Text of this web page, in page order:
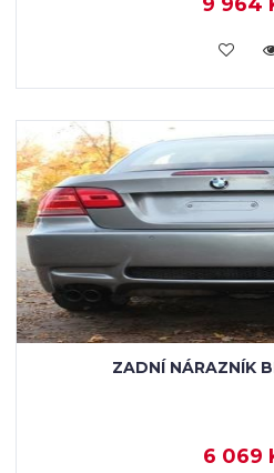
ZADNÍ NÁRAZNÍK
6 069